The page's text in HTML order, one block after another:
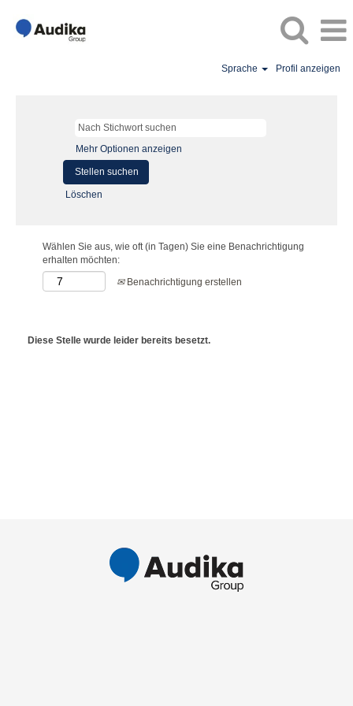
Sprache Profil anzeigen
Mehr Optionen anzeigen
Löschen
Wählen Sie aus, wie oft (in Tagen) Sie eine Benachrichtigung
erhalten möchten:
Benachrichtigung erstellen
Diese Stelle wurde leider bereits besetzt.